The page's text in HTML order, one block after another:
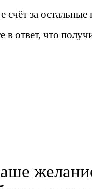
счёт за
в ответ, что